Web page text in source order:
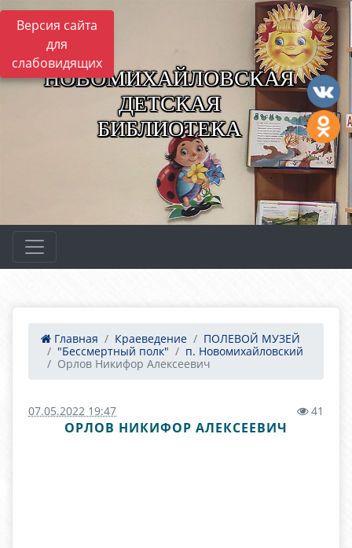
Версия сайта
для
слабовидящих
НОВОМИХАЙЛОВСКАЯ
ДЕТСКАЯ
БИБЛИОТЕКА
Главная Краеведение
ПОЛЕВОЙ МУЗЕЙ
"Бессмертный полк"
п. Новомихайловский
Орлов Никифор Алексеевич
07.05.2022 19:47 41
ОРЛОВ НИКИФОР АЛЕКСЕЕВИЧ